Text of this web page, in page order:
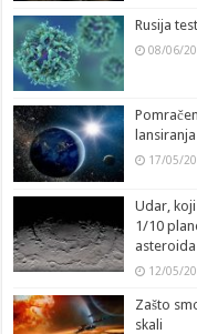
Rusija
08/06/
17/05/
Udar,
1/10
asteroida
12/05/
Zašto
skali